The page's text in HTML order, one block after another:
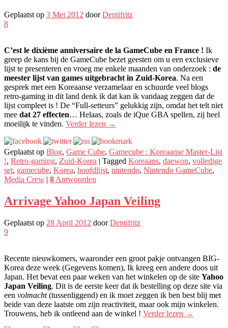
Geplaatst op 3 Mei 2012 doorDentifritz
8
C’est le dixième anniversaire de la GameCube en France ! Ik
greep de kans bij de GameCube bezet geesten om u een exclusieve
lijst te presenteren en vroeg me enkele maanden van onderzoek : de
meester lijst van games uitgebracht in Zuid-Korea. Na een
gesprek met een Koreaanse verzamelaar en schuurde veel blogs
retro-gaming in dit land denk ik dat kan ik vandaag zeggen dat de
lijst compleet is ! De “Full-setteurs” gelukkig zijn, omdat het telt niet
mee dat 27 effecten… Helaas, zoals de iQue GBA spellen, zij heel
moeilijk te vinden. Verder lezen →
Geplaatst op Blog, Game Cube, Gamecube : Koreaanse Master-List
!, Retro-gaming, Zuid-Korea | Tagged Koreaans, daewon, volledige
set, gamecube, Korea, hoofdlijst, nintendo, Nintendo GameCube,
Media Crew | 8 Antwoorden
Arrivage Yahoo Japan Veiling
Geplaatst op 28 April 2012 doorDentifritz
9
Recente nieuwkomers, waaronder een groot pakje ontvangen BIG-
Korea deze week (Gegevens komen), Ik kreeg een andere doos uit
Japan. Het bevat een paar weken van het winkelen op de site Yahoo
Japan Veiling. Dit is de eerste keer dat ik bestelling op deze site via
een volmacht(tussenliggend) en ik moet zeggen ik ben best blij met
beide van deze laatste om zijn reactiviteit, maar ook mijn winkelen.
Trouwens, heb ik ontleend aan de winkel ! Verder lezen →